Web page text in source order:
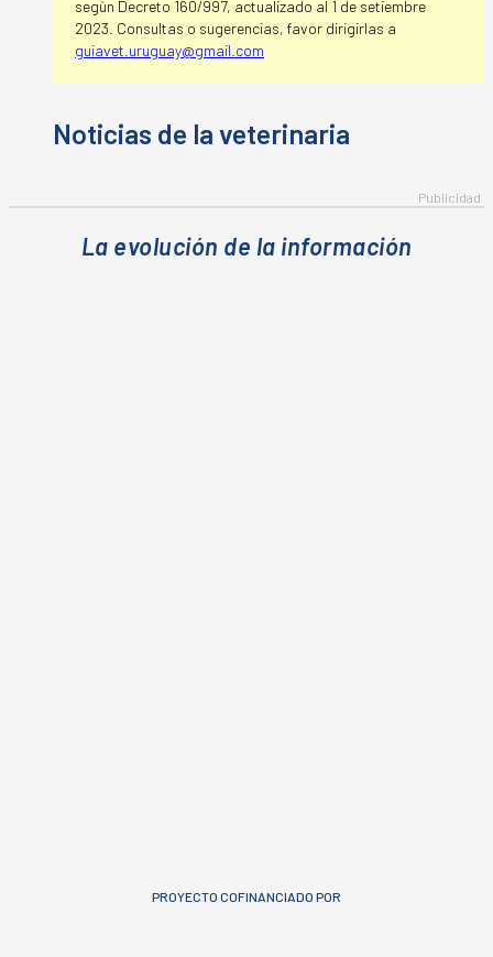
segùn Decreto 160/997, actualizado al 1 de setiembre
2023. Consultas o sugerencias, favor dirigirlas a
guiavet.uruguay@gmail.com
La evolución de la información
PROYECTO COFINANCIADO POR